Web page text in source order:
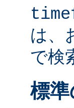
は、
で検
標